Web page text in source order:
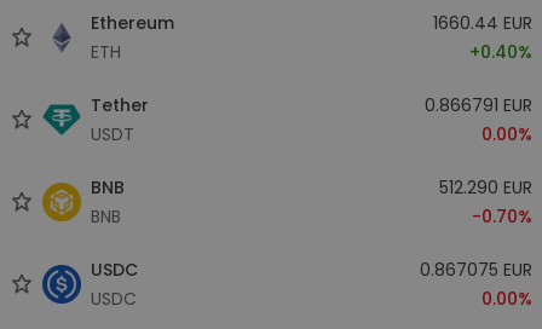
Ethereum
ETH
1660.44 EUR
+0.40%
Tether
USDT
0.866791 EUR
0.00%
BNB
BNB
512.290 EUR
-0.70%
USDC
USDC
0.867075 EUR
0.00%